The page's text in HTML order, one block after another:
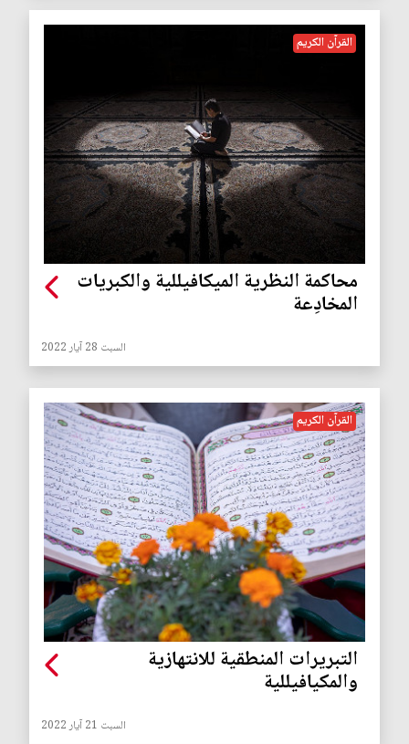
القرآن الكريم
محاكمة النظرية الميكافيللية والكبريات
المخادِعة
السبت 28 آيار 2022
القرآن الكريم
التبريرات المنطقية للانتهازية
والمكيافيللية
السبت 21 آيار 2022